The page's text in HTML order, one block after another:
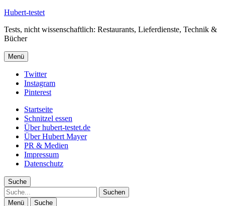
Hubert-testet
Tests, nicht wissenschaftlich: Restaurants, Lieferdienste, Technik &
Bücher
Menü
Twitter
Instagram
Pinterest
Startseite
Schnitzel essen
Über hubert-testet.de
Über Hubert Mayer
PR & Medien
Impressum
Datenschutz
Suche
Suche
Menü Suche